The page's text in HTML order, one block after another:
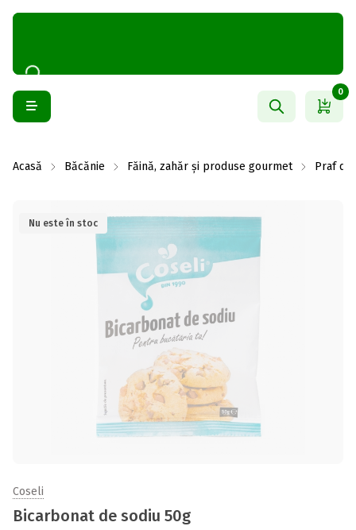
0
Acasă Băcănie Făină, zahăr și produse gourmet Praf de
Nu este în stoc
Coseli
Bicarbonat de sodiu 50g